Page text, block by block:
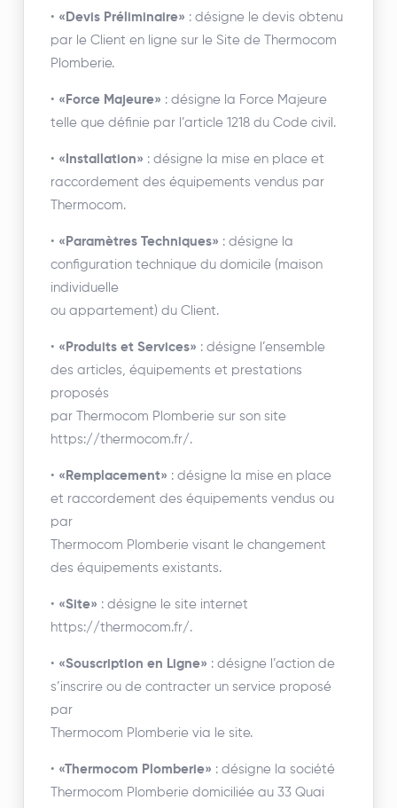
• «Devis Préliminaire» : désigne le devis obtenu
par le Client en ligne sur le Site de Thermocom
Plomberie.
• «Force Majeure» : désigne la Force Majeure
telle que définie par l’article 1218 du Code civil.
• «Installation» : désigne la mise en place et
raccordement des équipements vendus par
Thermocom.
• «Paramètres Techniques» : désigne la
configuration technique du domicile (maison
individuelle
ou appartement) du Client.
• «Produits et Services» : désigne l’ensemble
des articles, équipements et prestations
proposés
par Thermocom Plomberie sur son site
https://thermocom.fr/.
• «Remplacement» : désigne la mise en place
et raccordement des équipements vendus ou
par
Thermocom Plomberie visant le changement
des équipements existants.
• «Site» : désigne le site internet
https://thermocom.fr/.
• «Souscription en Ligne» : désigne l’action de
s’inscrire ou de contracter un service proposé
par
Thermocom Plomberie via le site.
• «Thermocom Plomberie» : désigne la société
Thermocom Plomberie domiciliée au 33 Quai